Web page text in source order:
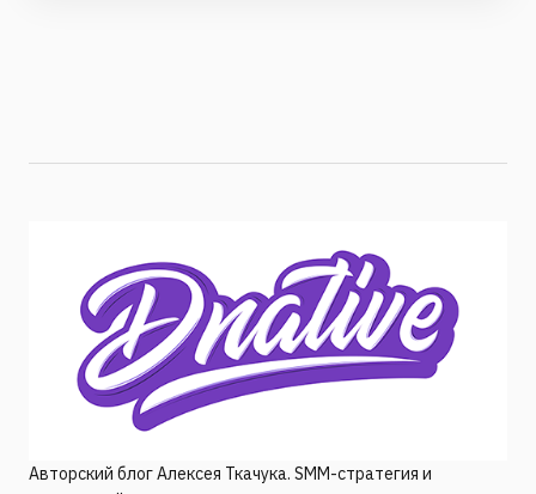
Авторский блог Алексея Ткачука. SMM-стратегия и